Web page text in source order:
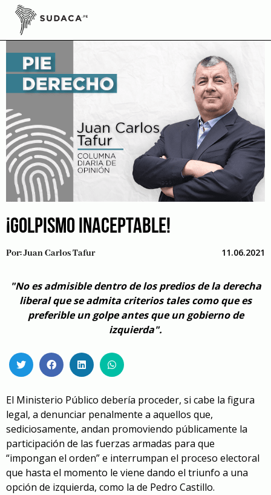
Skip
content
¡GOLPISMO INACEPTABLE!
Por:Juan Carlos Tafur 11.06.2021
"No es admisible dentro de los predios de la derecha
liberal que se admita criterios tales como que es
preferible un golpe antes que un gobierno de
izquierda".
El Ministerio Público debería proceder, si cabe la figura
legal, a denunciar penalmente a aquellos que,
sediciosamente, andan promoviendo públicamente la
participación de las fuerzas armadas para que
“impongan el orden” e interrumpan el proceso electoral
que hasta el momento le viene dando el triunfo a una
opción de izquierda, como la de Pedro Castillo.